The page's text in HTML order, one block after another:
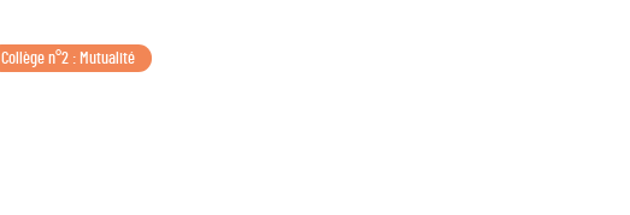
Collège n°2 : Mutualité